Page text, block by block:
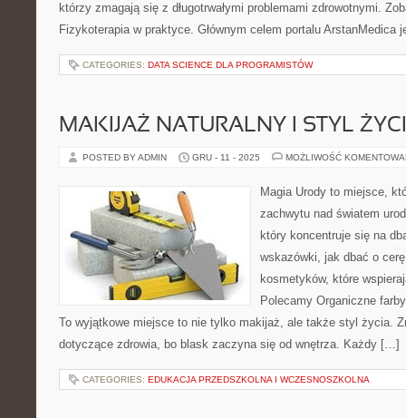
którzy zmagają się z długotrwałymi problemami zdrowotnymi.
Fizykoterapia w praktyce. Głównym celem portalu ArstanMedica
CATEGORIES: DATA SCIENCE DLA PROGRAMISTÓW
MAKIJAŻ NATURALNY I STYL
POSTED BY ADMIN GRU - 11 - 2025 MOŻLIWOŚĆ
Magia Urody to miejsce,
zachwytu nad światem
który koncentruje się na
wskazówki, jak dbać o
kosmetyków, które
Polecamy Organiczne
To wyjątkowe miejsce to nie tylko makijaż, ale także styl życia.
dotyczące zdrowia, bo blask zaczyna się od wnętrza. Każdy […]
CATEGORIES: EDUKACJA PRZEDSZKOLNA I WCZESNOSZKOLNA